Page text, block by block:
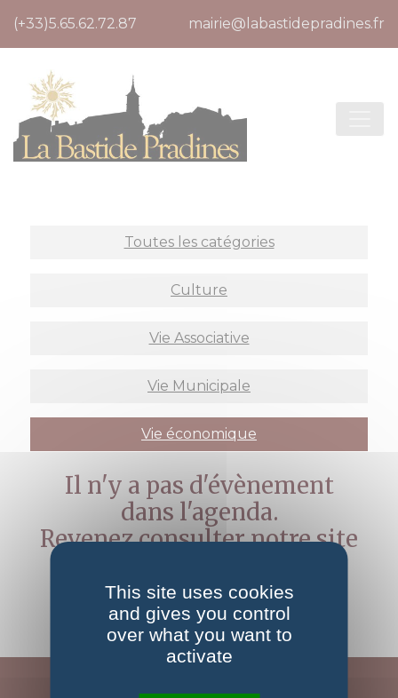
(+33)5.65.62.72.87 mairie@labastidepradines.fr
Toutes les catégories
Culture
Vie Associative
Vie Municipale
Vie économique
Il n'y a pas d'évènement
dans l'agenda.
Revenez consulter notre site
This site uses cookies
and gives you control
over what you want to
activate